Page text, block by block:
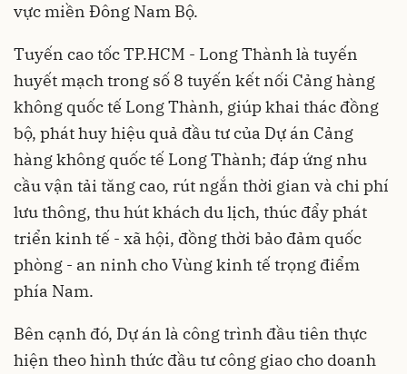
vực miền Đông Nam Bộ.
Tuyến cao tốc TP.HCM - Long Thành là tuyến
huyết mạch trong số 8 tuyến kết nối Cảng hàng
không quốc tế Long Thành, giúp khai thác đồng
bộ, phát huy hiệu quả đầu tư của Dự án Cảng
hàng không quốc tế Long Thành; đáp ứng nhu
cầu vận tải tăng cao, rút ngắn thời gian và chi phí
lưu thông, thu hút khách du lịch, thúc đẩy phát
triển kinh tế - xã hội, đồng thời bảo đảm quốc
phòng - an ninh cho Vùng kinh tế trọng điểm
phía Nam.
Bên cạnh đó, Dự án là công trình đầu tiên thực
hiện theo hình thức đầu tư công giao cho doanh